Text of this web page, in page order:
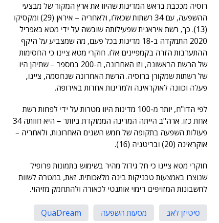
רוסיה מככבת בראש המדינות שהיוו את ארץ המקור של מבצעי
ההשפעה, עם 34 רשתות שכאלו, ולאחריה – איראן (29) ומקסיקו
(13). כך, רשת איראנית שפעילותה שובשה על ידי מטא באפריל
2020 התמקדה ב-18 מדינות בכל פעם, מה שמצביע על היקף
ההתערבות הזרה בקמפיינים אלו. חוקרי מטא ציינו כי החסימות
של הרשת הראשונה, וזו האחרונה, ה-200 במספר – שתיהן היו
של רשתות שמקורן ברוסיה. הרשת האחרונה שנחסמה, ציינו,
פעלה וכוונה לאוקראינה ולמדינות אחרות באירופה.
לפי הדו"ח, יותר מ-100 מדינות היוו מטרות על ידי לפחות רשת
אחת כזו. ארה"ב הייתה המדינה הממוקדת ביותר – היא חוותה 34
פעולות השפעה בתקופה של חמש השנים האחרונות, ולאחריה –
אוקראינה (20) ובריטניה (16).
חוקרי מטא ציינו כי חל גידול מהיר בשימוש בתמונות פרופיל
שנוצרו באמצעות טכניקות בינה מלאכותית. זאת, במטרה לשוות
לחשבונות המזויפים דימוי אותנטי לכאורה ולהתחמק מזיהוי.
סיטיזן לאב מסעות השפעה
QuaDream